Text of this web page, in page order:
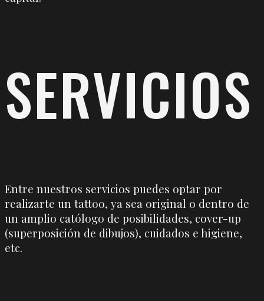
SERVICIOS
Entre nuestros servicios puedes optar por
realizarte un tattoo, ya sea original o dentro de
un amplio católogo de posibilidades, cover-up
(superposición de dibujos), cuidados e higiene,
etc.